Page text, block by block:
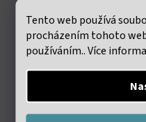
Tento web používá
procházením tohoto
používáním.. Více